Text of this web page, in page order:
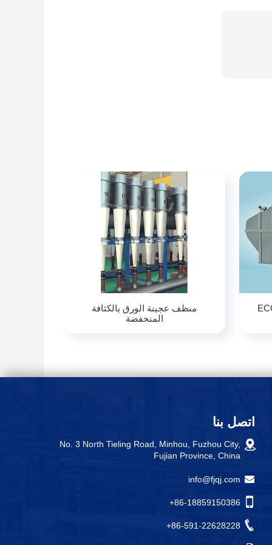
منظف عجينة الورق بالكثافة
المنخفضة
اتصل بنا
No. 3 North Tieling Road, Minhou, Fuzhou City,
Fujian Province, China
info@fjqj.com
+86-18859150386
+86-591-22628228